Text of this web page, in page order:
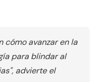
cómo avanzar en la
para blindar al
advierte el